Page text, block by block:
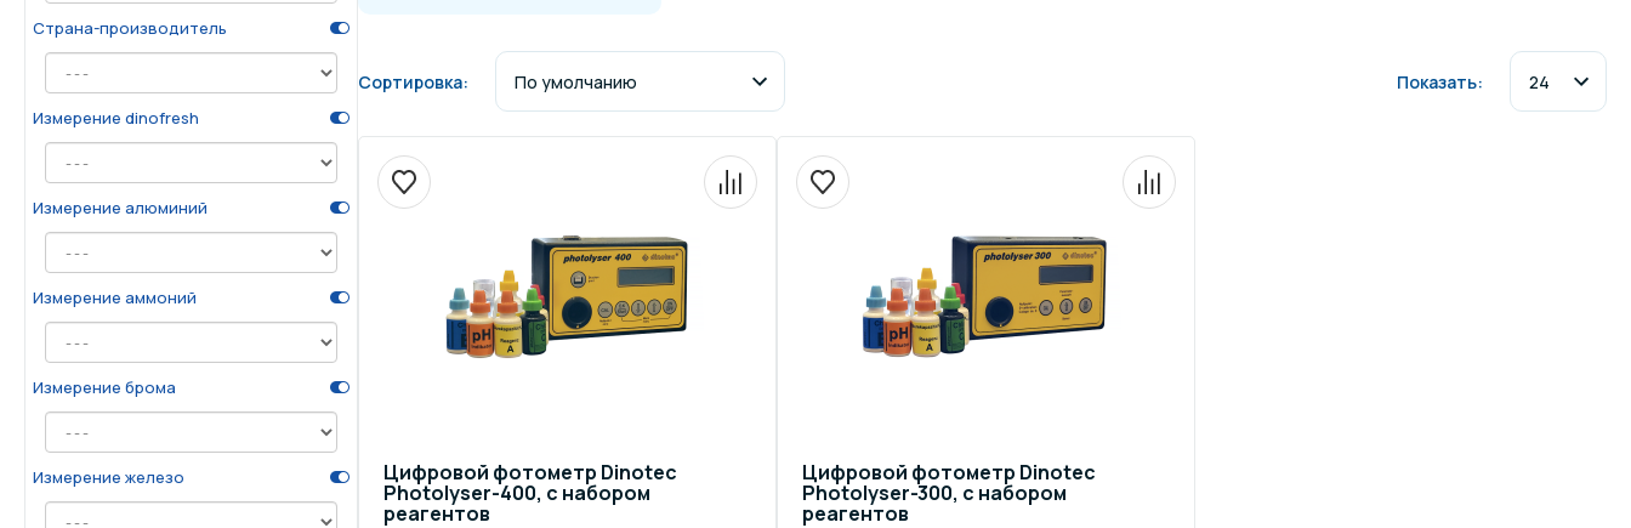
Инвентарь для отдыха Павильоны для бассейна
Отделочные материалы Строительные материалы
Страна-производитель
Измерение dinofresh
Измерение алюминий
Измерение аммоний
Измерение брома
Измерение железо
Сортировка: Показать:
Цифровой фотометр Dinotec
Photolyser-400, с набором
реагентов
Цифровой фотометр Dinotec
Photolyser-300, с набором
реагентов